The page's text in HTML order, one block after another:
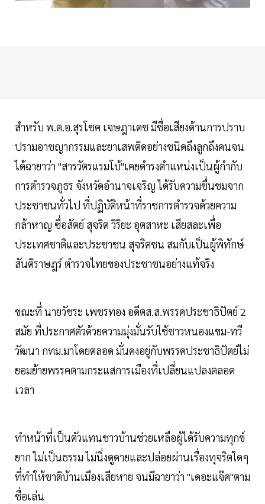
สำหรับ พ.ต.อ.สุรโชค เจษฎาเดช มีชื่อเสียงด้านการปราบ
ปรามอาชญากรรมและยาเสพติดอย่างชนิดถึงลูกถึงคนจน
ได้ฉายาว่า "สารวัตรแรมโบ้"เคยดำรงตำแหน่งเป็นผู้กำกับ
การตำรวจภูธร จังหวัดอำนาจเจริญ ได้รับความชื่นชมจาก
ประชาชนทั่วไป ที่ปฏิบัติหน้าที่ราชการตำรวจด้วยความ
กล้าหาญ ซื่อสัตย์ สุจริต วิริยะ อุตสาหะ เสียสละเพื่อ
ประเทศชาติและประชาชน สุจริตชน สมกับเป็นผู้พิทักษ์
สันติราษฎร์ ตำรวจไทยของประชาชนอย่างแท้จริง
ขณะที่ นายวัชระ เพชรทอง อดีตส.ส.พรรคประชาธิปัตย์ 2
สมัย ที่ประกาศตัวด้วยความมุ่งมั่นรับใช้ชาวหนองแขม-ทวี
วัฒนา กทม.มาโดยตลอด มั่นคงอยู่กับพรรคประชาธิปัตย์ไม่
ยอมย้ายพรรคตามกระแสการเมืองที่เปลี่ยนแปลงตลอด
เวลา
ทำหน้าที่เป็นตัวแทนชาวบ้านช่วยเหลือผู้ได้รับความทุกข์
ยาก ไม่เป็นธรรม ไม่นิ่งดูดายและปล่อยผ่านเรื่องทุจริตใดๆ
ที่ทำให้ชาติบ้านเมืองเสียหาย จนมีฉายาว่า "เดอะแจ๊ค"ตาม
ชื่อเล่น